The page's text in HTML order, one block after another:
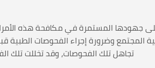
جهودها المستمرة في مكافحة هذه
المجتمع وضرورة إجراء الفحوصات الطبية
تجاهل تلك الفحوصات، وقد تخللت تلك